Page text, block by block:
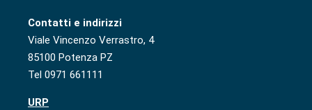
Contatti e indirizzi
Viale Vincenzo Verrastro, 4
85100 Potenza PZ
Tel 0971 661111
URP